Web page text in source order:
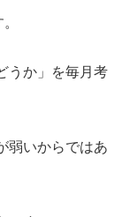
うか」を毎月考
弱いからではあ